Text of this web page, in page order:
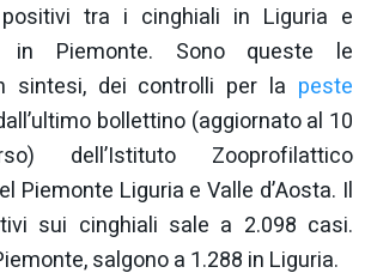
tra i cinghiali in Liguria e
in Piemonte. Sono queste le
sintesi, dei controlli per la peste
bollettino (aggiornato al 10
dell’Istituto Zooprofilattico
Piemonte Liguria e Valle d’Aosta. Il
sui cinghiali sale a 2.098 casi.
salgono a 1.288 in Liguria.